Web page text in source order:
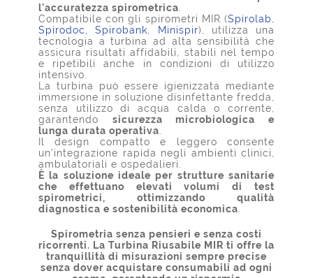
l'accuratezza spirometrica
Compatibile con gli spirometri MIR (Spirolab,
Spirodoc, Spirobank, Minispir), utilizza una
tecnologia a turbina ad alta sensibilità che
assicura risultati affidabili, stabili nel tempo
e ripetibili anche in condizioni di utilizzo
intensivo.
La turbina può essere igienizzata mediante
immersione in soluzione disinfettante fredda,
senza utilizzo di acqua calda o corrente,
garantendo sicurezza microbiologica e
lunga durata operativa
Il design compatto e leggero consente
un’integrazione rapida negli ambienti clinici,
ambulatoriali e ospedalieri.
È la soluzione ideale per strutture sanitarie
che effettuano elevati volumi di test
spirometrici, ottimizzando qualità
diagnostica e sostenibilità economica
Spirometria senza pensieri e senza costi
ricorrenti. La Turbina Riusabile MIR ti offre la
tranquillità di misurazioni sempre precise
senza dover acquistare consumabili ad ogni